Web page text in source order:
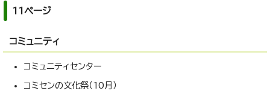
11ページ
コミュニティ
コミュニティセンター
コミセンの文化祭（10月）